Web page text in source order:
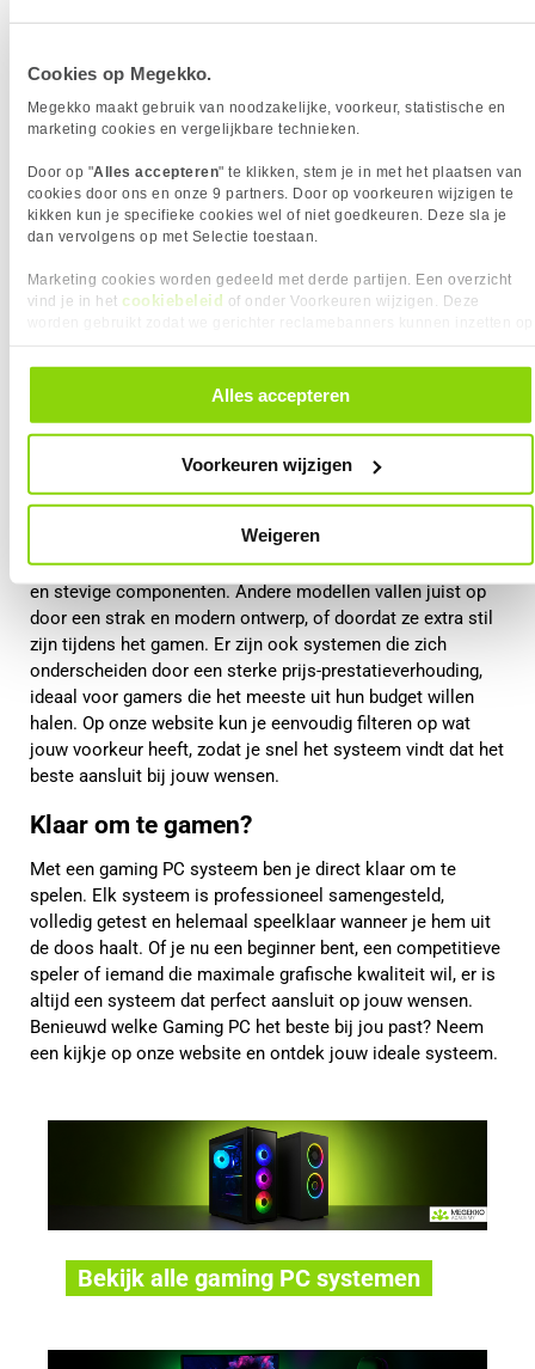
Cookies op Megekko.
Megekko maakt gebruik van noodzakelijke, voorkeur, statistische en
marketing cookies en vergelijkbare technieken.
Door op "Alles accepteren" te klikken, stem je in met het plaatsen van
cookies door ons en onze 9 partners. Door op voorkeuren wijzigen te
kikken kun je specifieke cookies wel of niet goedkeuren. Deze sla je
dan vervolgens op met Selectie toestaan.
Marketing cookies worden gedeeld met derde partijen. Een overzicht
vind je in het cookiebeleid of onder Voorkeuren wijzigen. Deze
alle cookies. Je kunt je gegeven toestemming altijd intrekken, dit doe je
door in de footer van onze website te klikken op ‘Cookievoorkeuren’
Alles accepteren
Voorkeuren wijzigen
Weigeren
Voor grafisch intensieve games zoals Starfield, Elden
Ring, Baldur’s Gate 3 of Cyberpunk 2077 is aanzienlijk
meer kracht nodig. Als je deze titels op hoge instellingen
zoals de NVIDIA RTX 5080 of RTX 5090. Met deze kaarten
krijg je prachtige beelden zonder dat de framerates
Bekijk ons aanbod
De verschillen tussen systemen
Bij Megekko vind je gaming PC’s in allerlei soorten, maten
en stijlen. Sommige systemen zijn volledig gericht op
maximale prestaties en beschikken over krachtige koeling
en stevige componenten. Andere modellen vallen juist op
door een strak en modern ontwerp, of doordat ze extra stil
zijn tijdens het gamen. Er zijn ook systemen die zich
onderscheiden door een sterke prijs-prestatieverhouding,
ideaal voor gamers die het meeste uit hun budget willen
halen. Op onze website kun je eenvoudig filteren op wat
jouw voorkeur heeft, zodat je snel het systeem vindt dat het
beste aansluit bij jouw wensen.
Klaar om te gamen?
Met een gaming PC systeem ben je direct klaar om te
spelen. Elk systeem is professioneel samengesteld,
volledig getest en helemaal speelklaar wanneer je hem uit
de doos haalt. Of je nu een beginner bent, een competitieve
speler of iemand die maximale grafische kwaliteit wil, er is
altijd een systeem dat perfect aansluit op jouw wensen.
Benieuwd welke Gaming PC het beste bij jou past? Neem
een kijkje op onze website en ontdek jouw ideale systeem.
Bekijk alle gaming PC systemen